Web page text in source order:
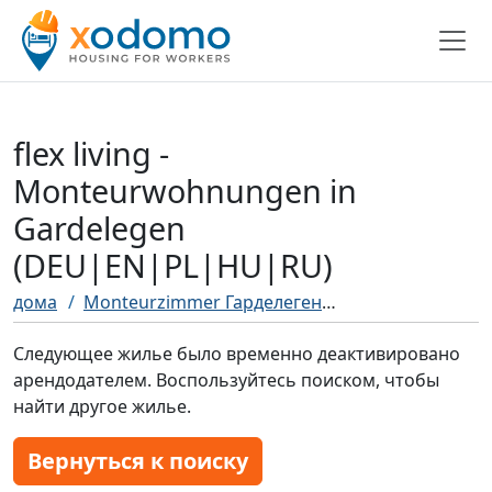
flex living -
Monteurwohnungen in
Gardelegen
(DEU|EN|PL|HU|RU)
дома Monteurzimmer Гарделеген
Следующее жилье было временно деактивировано
арендодателем. Воспользуйтесь поиском, чтобы
найти другое жилье.
Вернуться к поиску